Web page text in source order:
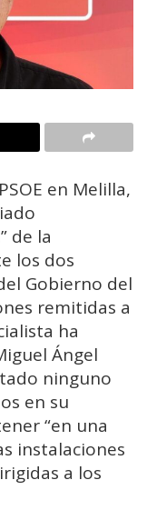
en Melilla,
de la
los dos
Gobierno del
remitidas a
ha
Ángel
ninguno
en su
“en una
instalaciones
a los